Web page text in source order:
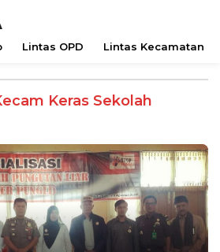
Lintas OPD Lintas Kecamatan
Keras Sekolah